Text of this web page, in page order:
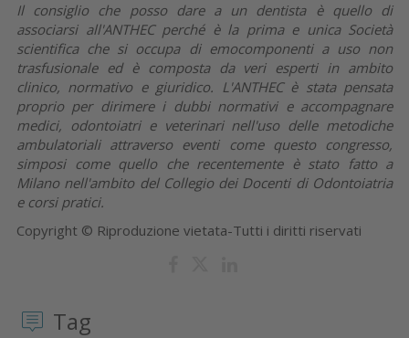
Il consiglio che posso dare a un dentista è quello di
associarsi all'ANTHEC perché è la prima e unica Società
scientifica che si occupa di emocomponenti a uso non
trasfusionale ed è composta da veri esperti in ambito
clinico, normativo e giuridico. L'ANTHEC è stata pensata
proprio per dirimere i dubbi normativi e accompagnare
medici, odontoiatri e veterinari nell'uso delle metodiche
ambulatoriali attraverso eventi come questo congresso,
simposi come quello che recentemente è stato fatto a
Milano nell'ambito del Collegio dei Docenti di Odontoiatria
e corsi pratici.
Copyright © Riproduzione vietata-Tutti i diritti riservati
Tag